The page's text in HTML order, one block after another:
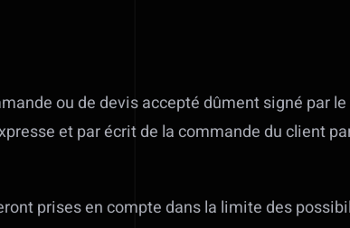
ou de devis accepté dûment signé par
et par écrit de la commande du client
prises en compte dans la limite des